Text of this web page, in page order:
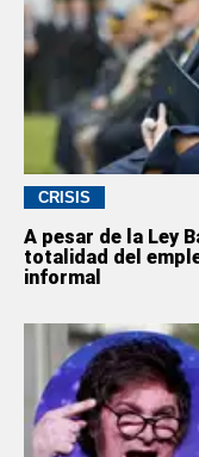
CRISIS
A pesar de la Ley
totalidad del
informal